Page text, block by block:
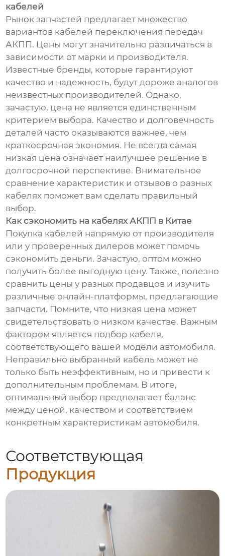
кабелей
Рынок запчастей предлагает множество
вариантов кабелей переключения передач
АКПП. Цены могут значительно различаться в
зависимости от марки и производителя.
Известные бренды, которые гарантируют
качество и надежность, будут дороже аналогов
неизвестных производителей. Однако,
зачастую, цена не является единственным
критерием выбора. Качество и долговечность
деталей часто оказываются важнее, чем
краткосрочная экономия. Не всегда самая
низкая цена означает наилучшее решение в
долгосрочной перспективе. Внимательное
сравнение характеристик и отзывов о разных
кабелях поможет вам сделать правильный
выбор.
Как сэкономить на кабелях АКПП в Китае
Покупка кабелей напрямую от производителя
или у проверенных дилеров может помочь
сэкономить деньги. Зачастую, оптом можно
получить более выгодную цену. Также, полезно
сравнить цены у разных продавцов и изучить
различные онлайн-платформы, предлагающие
запчасти. Помните, что низкая цена может
свидетельствовать о низком качестве. Важным
фактором является подбор кабеля,
соответствующего вашей модели автомобиля.
Неправильно выбранный кабель может не
только быть неэффективным, но и привести к
дополнительным проблемам. В итоге,
оптимальный выбор предполагает баланс
между ценой, качеством и соответствием
конкретным характеристикам автомобиля.
Соответствующая
Продукция